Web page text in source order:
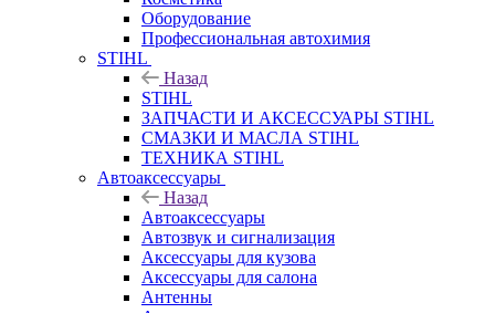
Оборудование
Профессиональная автохимия
STIHL
Назад
STIHL
ЗАПЧАСТИ И АКСЕССУАРЫ STIHL
СМАЗКИ И МАСЛА STIHL
ТЕХНИКА STIHL
Автоаксессуары
Назад
Автоаксессуары
Автозвук и сигнализация
Аксессуары для кузова
Аксессуары для салона
Антенны